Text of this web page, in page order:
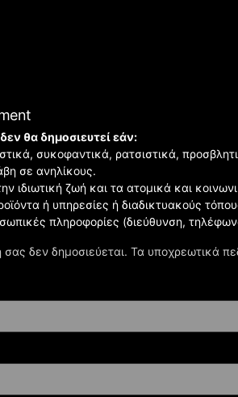
δεν δημοσιεύεται. Τα υποχρεωτικά
θα δημοσιευτεί εάν:
συκοφαντικά, ρατσιστικά,
σε ανηλίκους.
ιδιωτική ζωή και τα ατομικά και
ή υπηρεσίες ή διαδικτυακούς
πληροφορίες (διεύθυνση,